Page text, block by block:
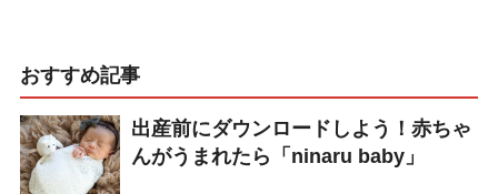
おすすめ記事
出産前にダウンロードしよう！赤ちゃ
んがうまれたら「ninaru baby」